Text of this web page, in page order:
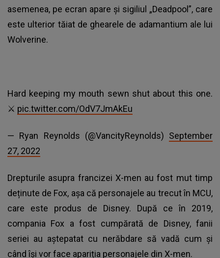
asemenea, pe ecran apare și sigiliul „Deadpool”, care
este ulterior tăiat de ghearele de adamantium ale lui
Wolverine.
Hard keeping my mouth sewn shut about this one.
⚔️ pic.twitter.com/OdV7JmAkEu
— Ryan Reynolds (@VancityReynolds) September
27, 2022
Drepturile asupra francizei X-men au fost mut timp
deținute de Fox, așa că personajele au trecut în MCU,
care este produs de Disney. După ce în 2019,
compania Fox a fost cumpărată de Disney, fanii
seriei au aștepatat cu nerăbdare să vadă cum și
când își vor face apariția personajele din X-men.